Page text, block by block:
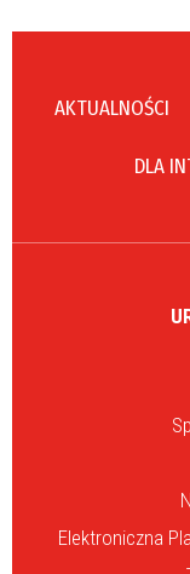
AKTUALNOŚCI
DLA
Elektroniczna